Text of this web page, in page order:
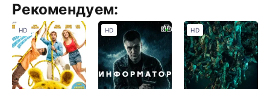
Рекомендуем:
HD HD HD